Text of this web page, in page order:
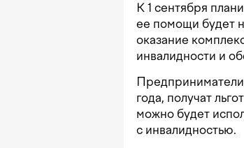
К 1 сентября
ее помощи будет
оказание
инвалидности и
года, получат
можно будет
с инвалидностью.